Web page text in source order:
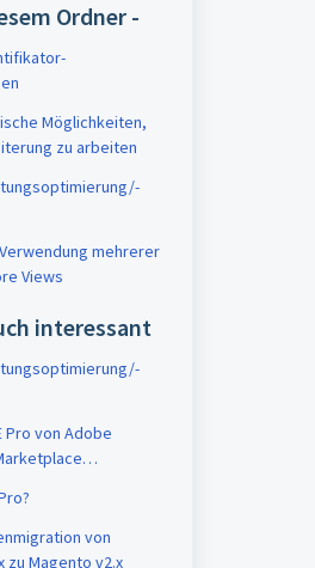
Ordner -
Möglichkeiten,
zu arbeiten
mehrerer
Views
interessant
Pro von Adobe
von
zu Magento v2.x